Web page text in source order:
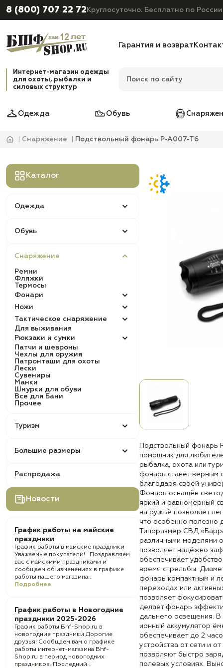
8 (800) 707 22 72 Круглосуточно. Бесплатно по России
Гарантия и возврат
Интернет-магазин одежды
для охоты, рыбалки и
силовых структур
Одежда Обувь
Снаряжение Подствольный фонарь P-A007-T6
Каталог
Одежда
Обувь
Снаряжение
Ремни
Фляжки
Термосы
Фонари
Ножи
Тактическое снаряжение
Для выживания
Рюкзаки и сумки
Патчи и шевроны
Чехлы для оружия
Патронташи для охоты
Лески
Сувениры
Манки
Шнурки для обуви
Все для Бани
Прочее
Туризм
Большие размеры
Распродажа
Новости
График работы на майские
праздники
График работы в майские праздники
Уважаемые покупатели! Поздравляем
вас с майскими праздниками и
сообщаем об изменениях в графике
работы нашего магазина..
Подробнее
График работы в Новогодние
праздники 2025-2026
График работы Bhf-Shop.ru в
новогодние праздники Дорогие
друзья! Сообщаем вам о графике
работы интернет-магазина Bhf-
Shop.ru в период новогодних
праздников. Последний ..
Подствольный
помощник для
рыбалка, охота или
фонарь станет верным
благодаря своей
Фонарь оснащён
яркий и равномерный
на ружьё позволяет
что особенно полезно
Типоразмер СВД
различными моделями
позволяет надёжно
обеспечивает
время стрельбы.
фонарь компактным и
переходах или
позволяет
делает фонарь
дальнего освещения.
ионный аккумулятор
обеспечивает до 2
устройства от сети и
позволяют быстро
полевых условиях.